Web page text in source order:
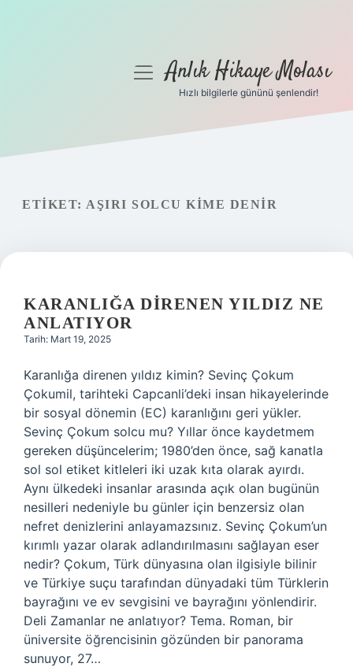
Gizlilik Politikası
menüyüAnlık Hikaye Molası
Hızlı bilgilerle gününü şenlendir!
ETIKET: AŞIRI SOLCU KIME DENIR
KARANLIĞA DIRENEN YILDIZ NE
ANLATIYOR
Tarih: Mart 19, 2025
Karanlığa direnen yıldız kimin? Sevinç Çokum
Çokumil, tarihteki Capcanli’deki insan hikayelerinde
bir sosyal dönemin (EC) karanlığını geri yükler.
Sevinç Çokum solcu mu? Yıllar önce kaydetmem
gereken düşüncelerim; 1980’den önce, sağ kanatla
sol sol etiket kitleleri iki uzak kıta olarak ayırdı.
Aynı ülkedeki insanlar arasında açık olan bugünün
nesilleri nedeniyle bu günler için benzersiz olan
nefret denizlerini anlayamazsınız. Sevinç Çokum’un
kırımlı yazar olarak adlandırılmasını sağlayan eser
nedir? Çokum, Türk dünyasına olan ilgisiyle bilinir
ve Türkiye suçu tarafından dünyadaki tüm Türklerin
bayrağını ve ev sevgisini ve bayrağını yönlendirir.
Deli Zamanlar ne anlatıyor? Tema. Roman, bir
üniversite öğrencisinin gözünden bir panorama
sunuyor, 27…